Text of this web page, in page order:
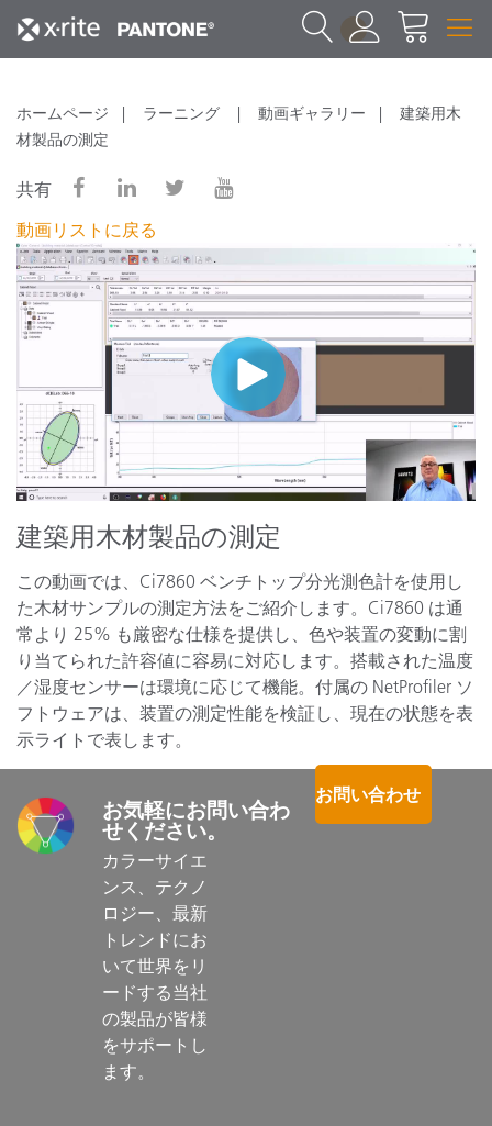
1
ホームページ ラーニング 動画ギャラリー
建築用木
材製品の測定
共有
動画リストに戻る
建築用木材製品の測定
この動画では、Ci7860 ベンチトップ分光測色計を使用し
た木材サンプルの測定方法をご紹介します。Ci7860 は通
常より 25% も厳密な仕様を提供し、色や装置の変動に割
り当てられた許容値に容易に対応します。搭載された温度
／湿度センサーは環境に応じて機能。付属の NetProfiler ソ
フトウェアは、装置の測定性能を検証し、現在の状態を表
示ライトで表します。
お気軽にお問い合わ
せください。
カラーサイエ
ンス、テクノ
ロジー、最新
トレンドにお
いて世界をリ
ードする当社
の製品が皆様
をサポートし
ます。
お問い合わせ